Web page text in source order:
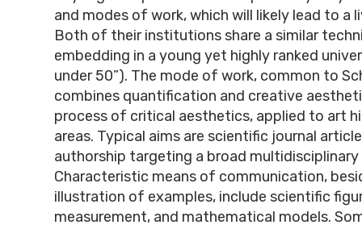
and modes of work, which will likely lead to a
Both of their institutions share a similar
embedding in a young yet highly ranked
under 50”). The mode of work, common to
combines quantification and creative
process of critical aesthetics, applied to art
areas. Typical aims are scientific journal
authorship targeting a broad multidisciplinary
Characteristic means of communication,
illustration of examples, include scientific
measurement, and mathematical models.